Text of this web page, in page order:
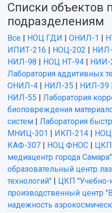
Списки объектов
подразделениям
Все НОЦ ГДИ ОНИЛ-1
ИПИТ-216
НОЦ-202
НИЛ-98
НОЦ НТ-94 НИИ-
Лаборатория аддитивных
ОНИЛ-4
НИЛ-35 НИЛ-39
НИЛ-55
Лаборатория
биоповреждения
систем
Лаборатория
МНИЦ-301
ИКП-214
КАФ-307
НОЦ ФНОС
медиацентр города Самара"
образовательный центр
технологий"
ЦКП "Учебно-
производственный центр
надежность